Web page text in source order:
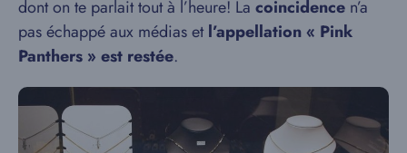
dont on te parlait tout à l’heure! La coincidence n’a
pas échappé aux médias etl’appellation « Pink
Panthers » est restée.